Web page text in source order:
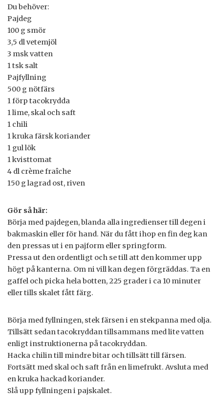
Du behöver:
Pajdeg
100 g smör
3,5 dl vetemjöl
3 msk vatten
1 tsk salt
Pajfyllning
500 g nötfärs
1 förp tacokrydda
1 lime, skal och saft
1 chili
1 kruka färsk koriander
1 gul lök
1 kvisttomat
4 dl crème fraîche
150 g lagrad ost, riven
Gör så här:
Börja med pajdegen, blanda alla ingredienser till degen i
bakmaskin eller för hand. När du fått ihop en fin deg kan
den pressas ut i en pajform eller springform.
Pressa ut den ordentligt och se till att den kommer upp
högt på kanterna. Om ni vill kan degen förgräddas. Ta en
gaffel och picka hela botten, 225 grader i ca 10 minuter
eller tills skalet fått färg.
Börja med fyllningen, stek färsen i en stekpanna med olja.
Tillsätt sedan tacokryddan tillsammans med lite vatten
enligt instruktionerna på tacokryddan.
Hacka chilin till mindre bitar och tillsätt till färsen.
Fortsätt med skal och saft från en limefrukt. Avsluta med
en kruka hackad koriander.
Slå upp fyllningen i pajskalet.